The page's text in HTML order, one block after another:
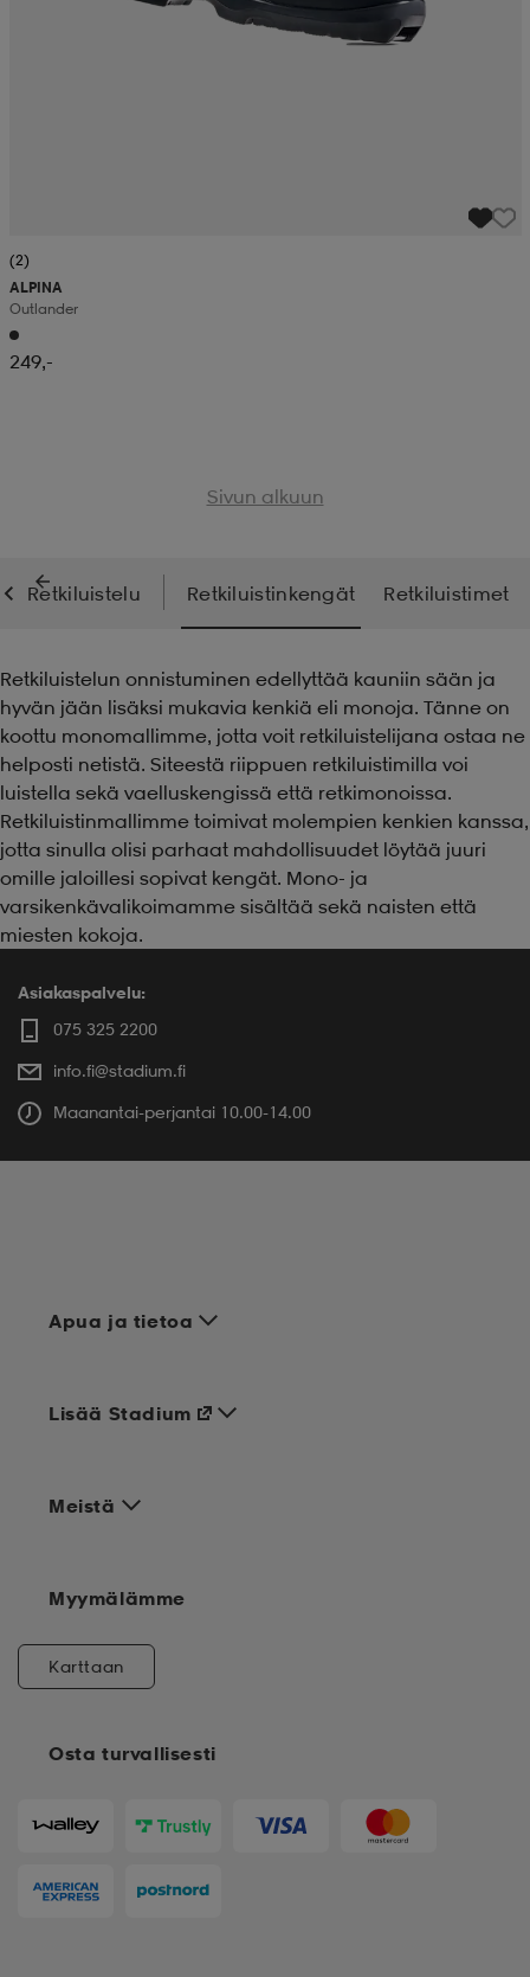
(2)
ALPINA
Outlander
249,-
Sivun alkuun
Retkiluistelu Retkiluistinkengät Retkiluistimet
Retkiluistelun onnistuminen edellyttää kauniin sään ja
hyvän jään lisäksi mukavia kenkiä eli monoja. Tänne on
koottu monomallimme, jotta voit retkiluistelijana ostaa ne
helposti netistä. Siteestä riippuen retkiluistimilla voi
luistella sekä vaelluskengissä että retkimonoissa.
Retkiluistinmallimme toimivat molempien kenkien kanssa,
jotta sinulla olisi parhaat mahdollisuudet löytää juuri
omille jaloillesi sopivat kengät. Mono- ja
varsikenkävalikoimamme sisältää sekä naisten että
miesten kokoja.
Asiakaspalvelu:
075 325 2200
info.fi@stadium.fi
Maanantai-perjantai 10.00-14.00
Apua ja tietoa
Meistä
Osta turvallisesti
Lisää Stadium
Myymälämme
Karttaan